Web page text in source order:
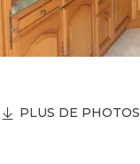
PLUS DE PHOTOS